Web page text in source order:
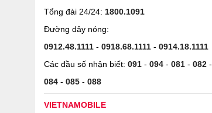
Tổng đài 24/24: 1800.1091
Đường dây nóng:
0912.48.1111 - 0918.68.1111 - 0914.18.1111
Các đầu số nhận biết: 091 - 094 - 081 - 082 -
084 - 085 - 088
VIETNAMOBILE